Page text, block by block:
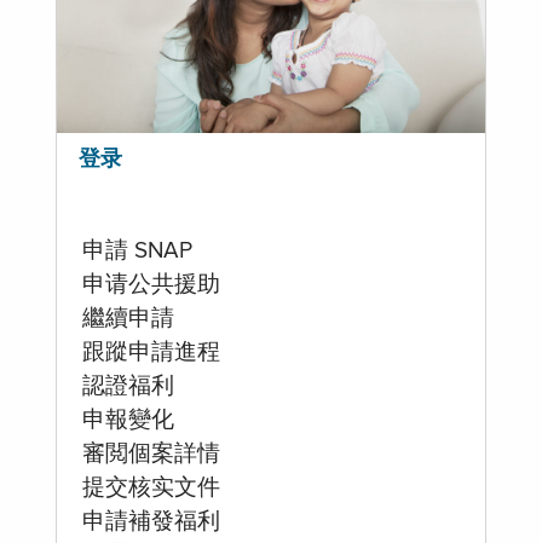
登录
申請 SNAP
申请公共援助
繼續申請
跟蹤申請進程
認證福利
申報變化
審閲個案詳情
提交核实文件
申請補發福利